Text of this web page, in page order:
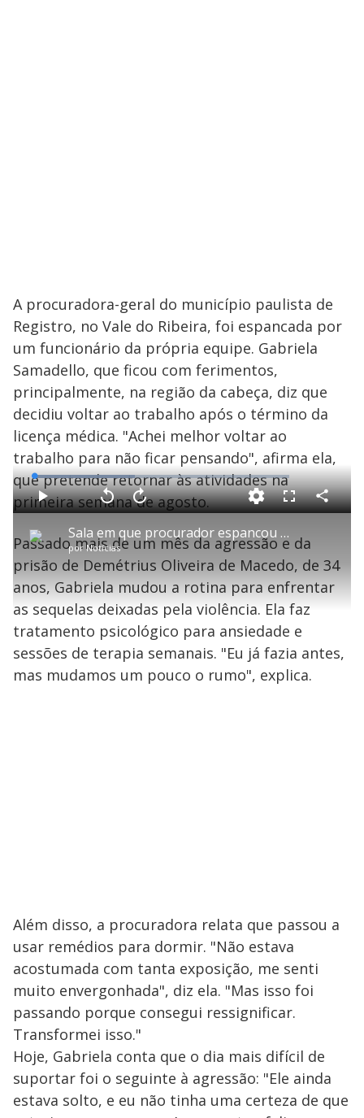
A procuradora-geral do município paulista de
Registro, no Vale do Ribeira, foi espancada por
um funcionário da própria equipe. Gabriela
Samadello, que ficou com ferimentos,
principalmente, na região da cabeça, diz que
decidiu voltar ao trabalho após o término da
licença médica. "Achei melhor voltar ao
trabalho para não ficar pensando", afirma ela,
que pretende retornar às atividades na
primeira semana de agosto.
P
l
a
y
o
Sala em que procurador espancou chefe em Registro (SP) é redecorada; veja vídeo
por Notícias
P V
t
a
r
0
e
g
n
d
s
A
n
ç
a
r
1
s
e
u
n
d
s
L
o
a
d
e
:
3
9
.
3
9
F
e
n
C
o
i
l
a
Passado mais de um mês da agressão e da
prisão de Demétrius Oliveira de Macedo, de 34
anos, Gabriela mudou a rotina para enfrentar
as sequelas deixadas pela violência. Ela faz
tratamento psicológico para ansiedade e
sessões de terapia semanais. "Eu já fazia antes,
mas mudamos um pouco o rumo", explica.
Além disso, a procuradora relata que passou a
usar remédios para dormir. "Não estava
acostumada com tanta exposição, me senti
muito envergonhada", diz ela. "Mas isso foi
passando porque consegui ressignificar.
Transformei isso."
Hoje, Gabriela conta que o dia mais difícil de
suportar foi o seguinte à agressão: "Ele ainda
estava solto, e eu não tinha uma certeza de que